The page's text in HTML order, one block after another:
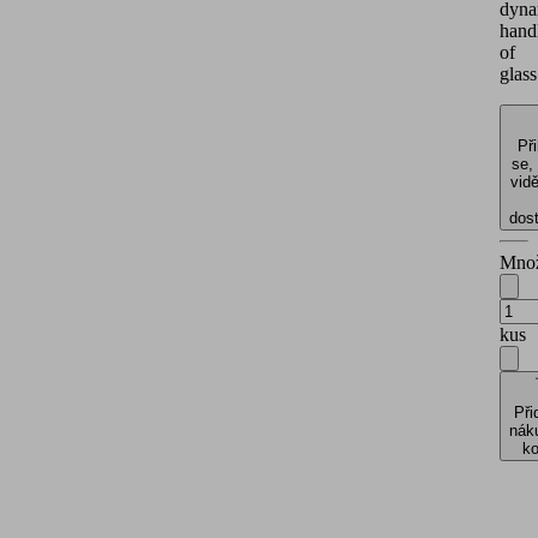
of
glass
se,
kus